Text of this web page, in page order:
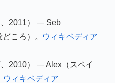
2011） — Seb
ころ）。
ウィキペディア
2010） — Alex（スペイ
ウィキペディア